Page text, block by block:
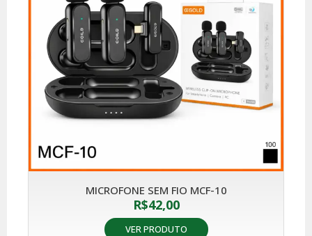
MICROFONE SEM FIO MCF-10
R$42,00
VER PRODUTO